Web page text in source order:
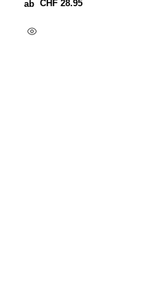
ab CHF 28.95